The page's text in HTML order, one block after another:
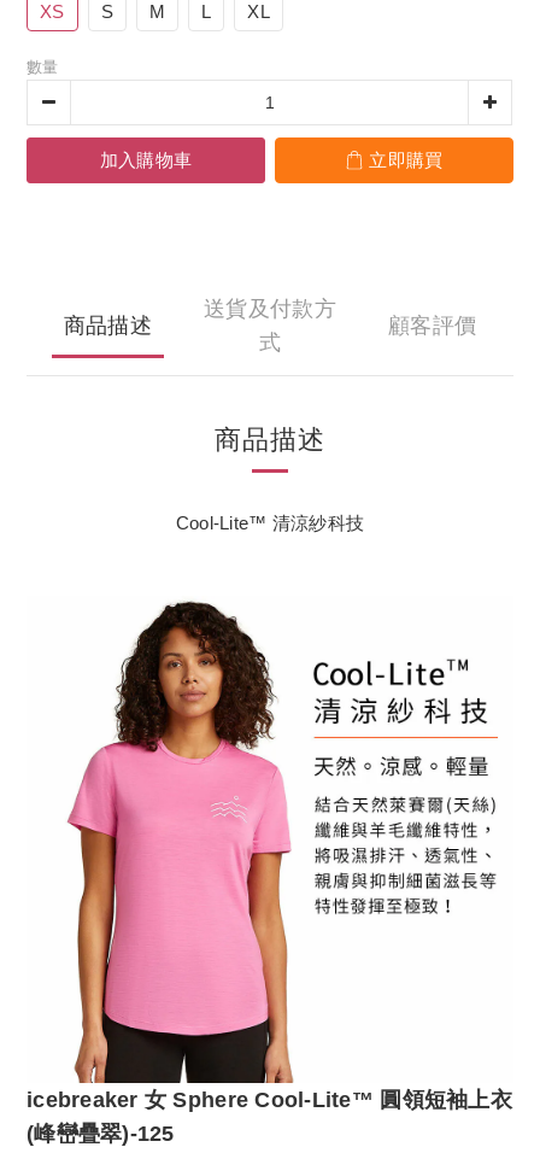
XS S M L XL
數量
加入購物車 立即購買
商品描述
送貨及付款方
式
顧客評價
商品描述
Cool-Lite™ 清涼紗科技
icebreaker 女 Sphere Cool-Lite™ 圓領短袖上衣
(峰巒疊翠)-125